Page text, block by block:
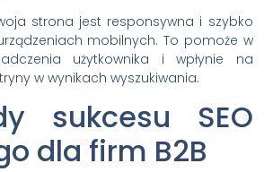
strona jest responsywna i szybko
mobilnych. To pomoże w
użytkownika i wpłynie na
w wynikach wyszukiwania.
sukcesu SEO
dla firm B2B